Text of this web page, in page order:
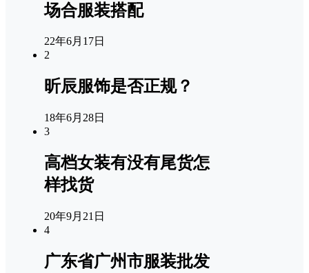
场合服装搭配
22年6月17日
2
昕辰服饰是否正规？
18年6月28日
3
高档女装有没有尾货怎
样找货
20年9月21日
4
广东省广州市服装批发